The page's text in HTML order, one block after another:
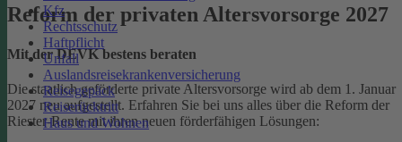
Kfz
Rechtsschutz
Haftpflicht
Unfall
Auslandsreisekrankenversicherung
Reisegepäck
Reiserücktritt
Haus und Wohnen
Reform der privaten Altersvorsorge 2027
Mit der DEVK bestens beraten
Die staatlich geförderte private Altersvorsorge wird ab dem 1. Januar
2027 neu aufgestellt. Erfahren Sie bei uns alles über die Reform der
Riester-Rente mit ihren neuen förderfähigen Lösungen: